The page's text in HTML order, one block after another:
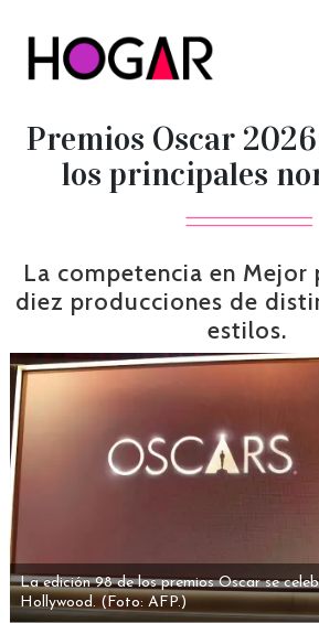
Premios Oscar
los principales
La competencia en Mejor
diez producciones de
estilos.
La edición 98 de los premios Oscar se
Hollywood. (Foto: AFP.)